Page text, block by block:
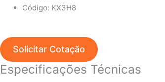
Código: KX3H8
Solicitar Cotação
Especificações Técnicas